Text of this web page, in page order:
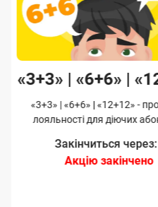
«3+3» | «6+6» |
«3+3» | «6+6» | «12+12» -
лояльності для діючих
Закінчиться
Акцію закінчено